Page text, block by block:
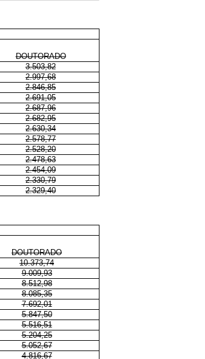
DOUTORADO
3.503,82
2.997,68
2.846,85
2.691,05
2.687,96
2.682,95
2.630,34
2.578,77
2.528,20
2.478,63
2.454,09
2.330,79
2.329,40
DOUTORADO
10.373,74
9.009,93
8.512,98
8.085,35
7.692,01
5.847,50
5.516,51
5.204,25
5.052,67
4.816,67